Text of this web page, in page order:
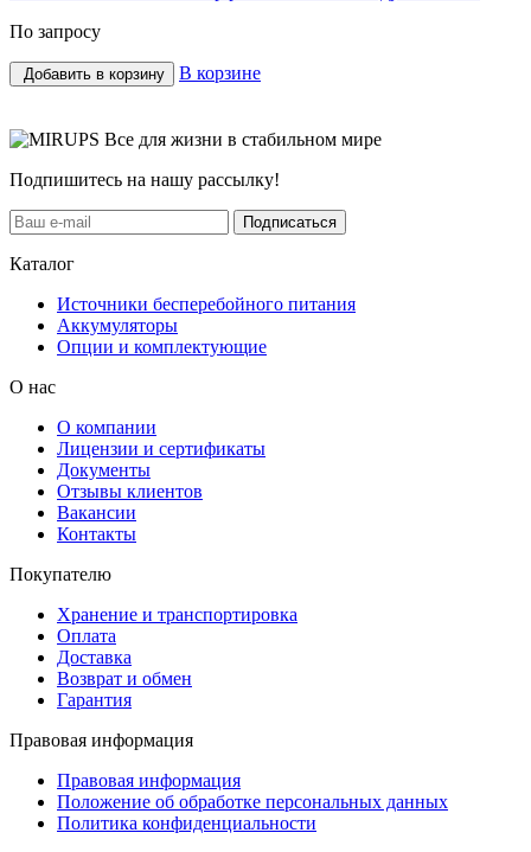
По запросу
Добавить в корзину В корзине
Все для жизни в стабильном мире
Подпишитесь на нашу рассылку!
Подписаться
Каталог
Источники бесперебойного питания
Аккумуляторы
Опции и комплектующие
О нас
О компании
Лицензии и сертификаты
Документы
Отзывы клиентов
Вакансии
Контакты
Покупателю
Хранение и транспортировка
Оплата
Доставка
Возврат и обмен
Гарантия
Правовая информация
Правовая информация
Положение об обработке персональных данных
Политика конфиденциальности